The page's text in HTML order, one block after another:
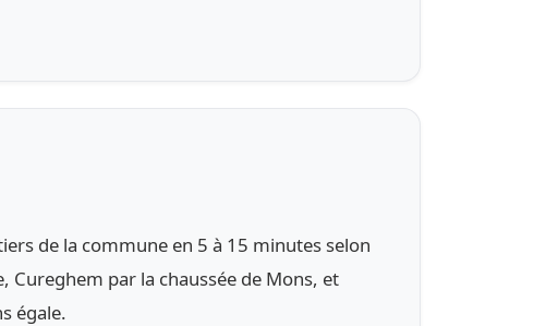
de la commune en 5 à 15 minutes selon
Cureghem par la chaussée de Mons, et
égale.